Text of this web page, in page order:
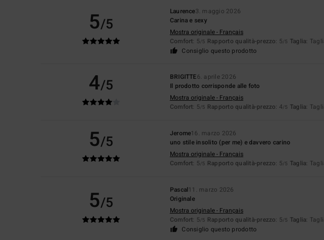
5/5
Laurence3. maggio 2026
Carina e sexy
Mostra originale - Français
Comfort: 5/5 Rapporto qualità-prezzo: 5/5 Taglia:
Consiglio questo prodotto
4/5 BRIGITTE6. aprile 2026
Il prodotto corrisponde alle foto
Mostra originale - Français
Comfort: 5/5 Rapporto qualità-prezzo: 4/5 Taglia:
5/5 Jerome16. marzo 2026
uno stile insolito (per me) e davvero carino
Mostra originale - Français
Comfort: 5/5 Rapporto qualità-prezzo: 5/5 Taglia:
5/5
Pascal11. marzo 2026
Originale
Mostra originale - Français
Comfort: 5/5 Rapporto qualità-prezzo: 5/5 Taglia:
Consiglio questo prodotto